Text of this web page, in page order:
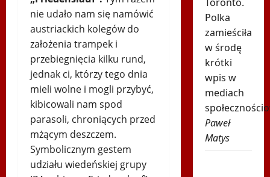
nie udało nam się namówić
austriackich kolegów do
założenia trampek i
przebiegnięcia kilku rund,
jednak ci, którzy tego dnia
mieli wolne i mogli przybyć,
kibicowali nam spod
parasoli, chroniących przed
mżącym deszczem.
Symbolicznym gestem
udziału wiedeńskiej grupy
Polka
zamieściła
w środę
krótki
wpis w
mediach
Paweł
Matys